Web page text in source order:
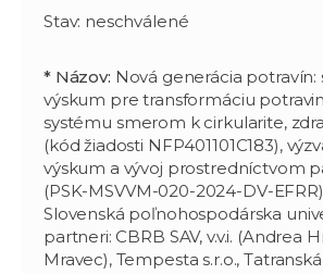
Stav: neschválené
* Názov: Nová generácia potravín:
výskum pre transformáciu
systému smerom k cirkularite,
(kód žiadosti NFP401101C183),
výskum a vývoj prostredníctvom
(PSK-MSVVM-020-2024-DV-
Slovenská poľnohospodárska
partneri: CBRB SAV, v.v.i. (Andrea
Mravec), Tempesta s.r.o.,